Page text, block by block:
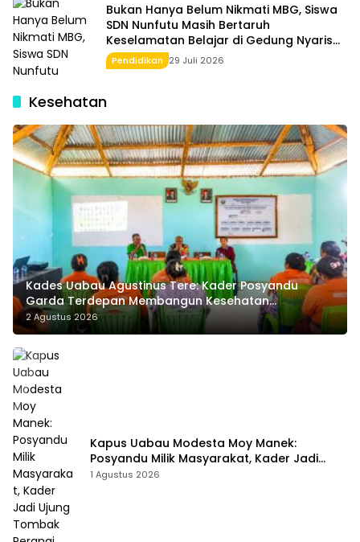
Bukan Hanya Belum Nikmati MBG, Siswa
SDN Nunfutu Masih Bertaruh
Keselamatan Belajar di Gedung Nyaris
Roboh
Pendidikan 29 Juli 2026
Kesehatan
Kades Uabau Agustinus Tere: Kader Posyandu
Garda Terdepan Membangun Kesehatan
Masyarakat Desa
2 Agustus 2026
Kapus Uabau Modesta Moy Manek:
Posyandu Milik Masyarakat, Kader Jadi
Ujung Tombak Perangi Stunting
1 Agustus 2026